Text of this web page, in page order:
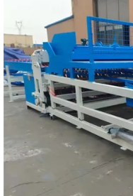
เรา
ขอ
ใบ
เสนอ
ราคา